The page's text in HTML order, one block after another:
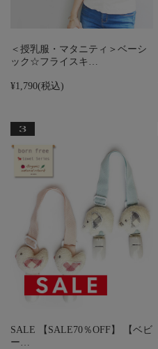
＜授乳服・マタニティ＞ベーシ
ック☆フライスキ…
¥1,790(税込)
SALE 【SALE70％OFF】 【ベビ
ー…